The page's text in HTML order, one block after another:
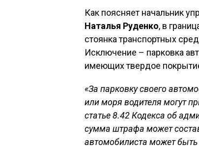
Как поясняет начальник
Наталья Руденко, в
стоянка транспортных
Исключение – парковка
имеющих твердое
«За парковку своего
или моря водителя могут
статье 8.42 Кодекса об
сумма штрафа может
автомобилиста может